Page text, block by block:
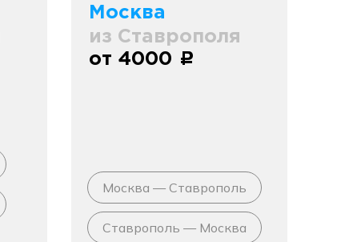
Москва
из Ставрополя
от 4000 c
Москва — Ставрополь
Ставрополь — Москва